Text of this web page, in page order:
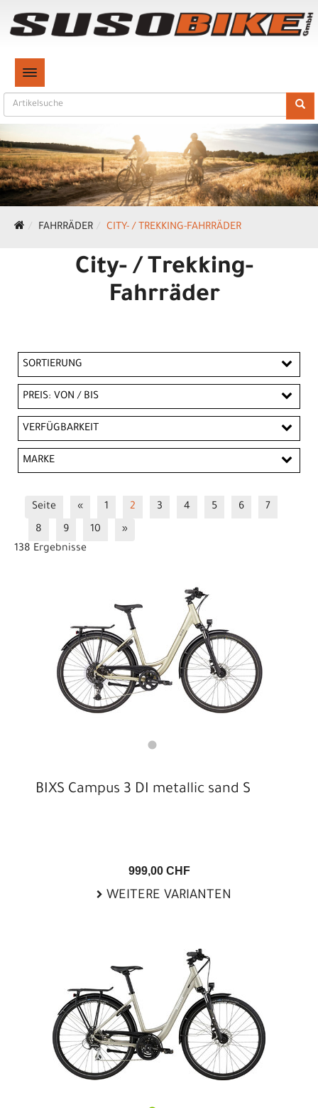
TOGGLE NAVIGATION
FAHRRÄDER CITY- / TREKKING-FAHRRÄDER
City- / Trekking-
Fahrräder
SORTIERUNG
PREIS: VON / BIS
CHF
VERFÜGBARKEIT
MARKE
Seite « 1 2 3 4 5 6
7
8
9 10
»
138 Ergebnisse
BIXS Campus 3 DI metallic sand S
999,00 CHF
WEITERE VARIANTEN